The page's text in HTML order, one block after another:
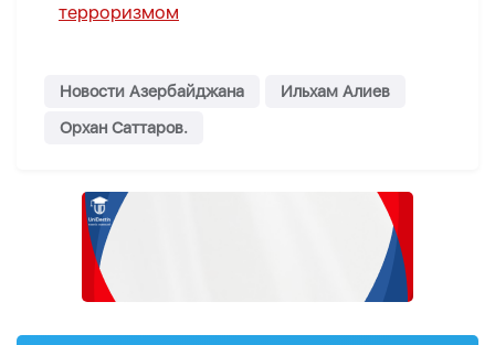
терроризмом
Новости Азербайджана
Ильхам Алиев
Орхан Саттаров.